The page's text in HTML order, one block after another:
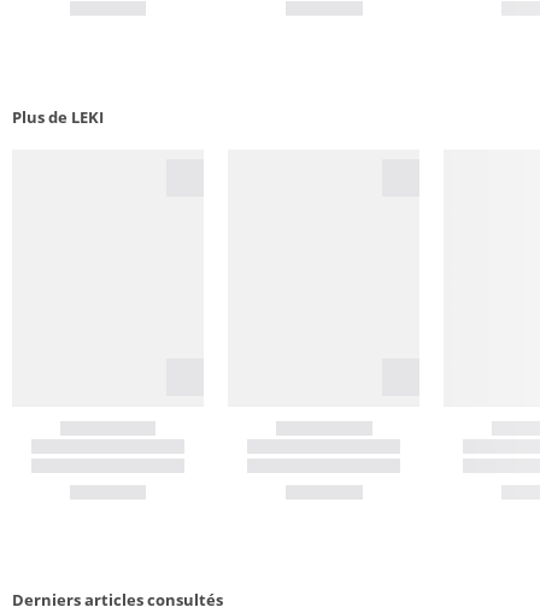
Plus de LEKI
Derniers articles consultés